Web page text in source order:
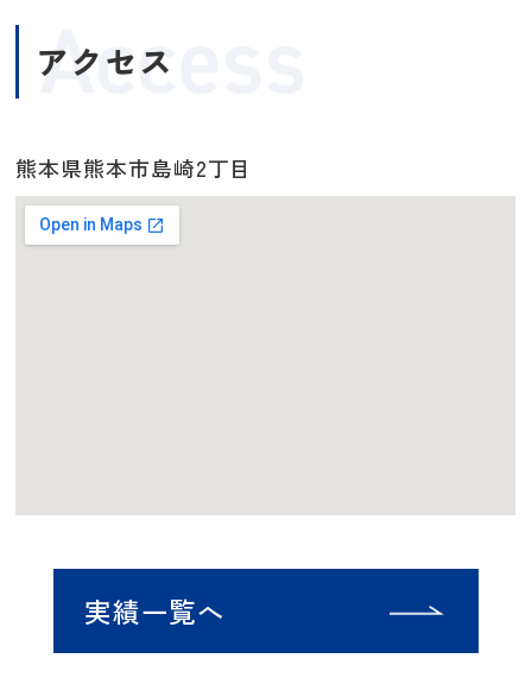
アクセス
Access
熊本県熊本市島崎2丁目
実績一覧へ